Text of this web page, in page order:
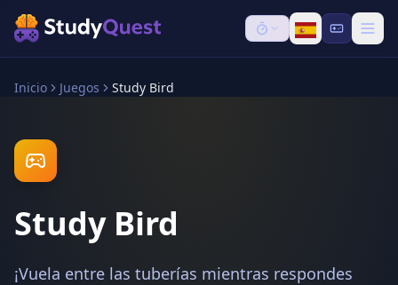
Inicio Juegos Study Bird
Study Bird
¡Vuela entre las tuberías mientras respondes